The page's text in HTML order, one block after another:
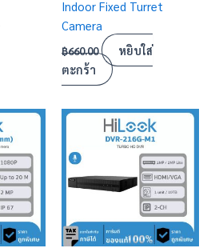
Indoor Fixed Turret
Camera
฿660.00
หยิบใส่
ตะกร้า